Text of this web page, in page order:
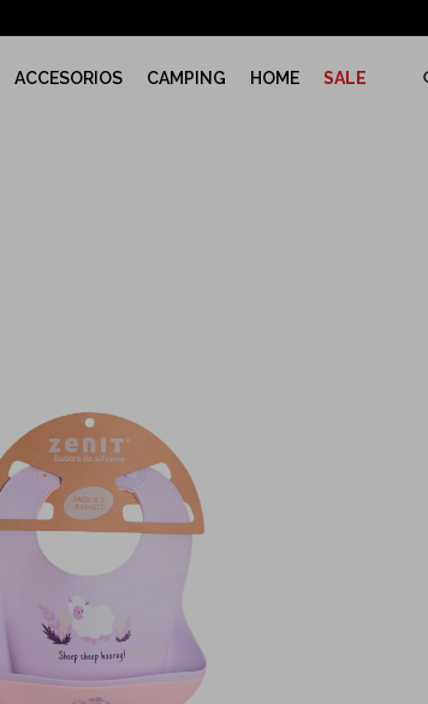
ACCESORIOS CAMPING HOME SALE